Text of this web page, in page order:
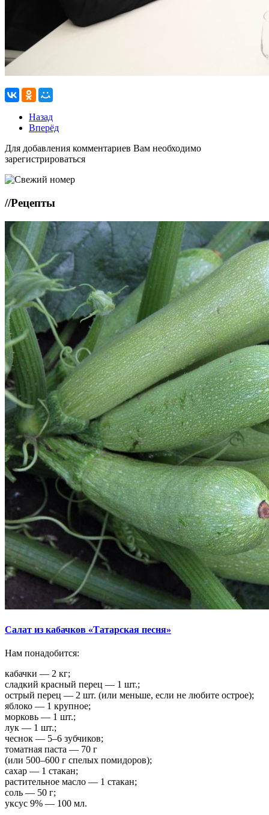
Назад
Вперёд
Для добавления комментариев Вам необходимо
зарегистрироваться
//Рецепты
Салат из кабачков «Татарская песня»
Нам понадобится:
кабачки — 2 кг;
сладкий красный перец — 1 шт.;
острый перец — 2 шт. (или меньше, если не любите острое);
яблоко — 1 крупное;
морковь — 1 шт.;
лук — 1 шт.;
чеснок — 5–6 зубчиков;
томатная паста — 70 г
(или 500–600 г спелых помидоров);
сахар — 1 стакан;
растительное масло — 1 стакан;
соль — 50 г;
уксус 9% — 100 мл.